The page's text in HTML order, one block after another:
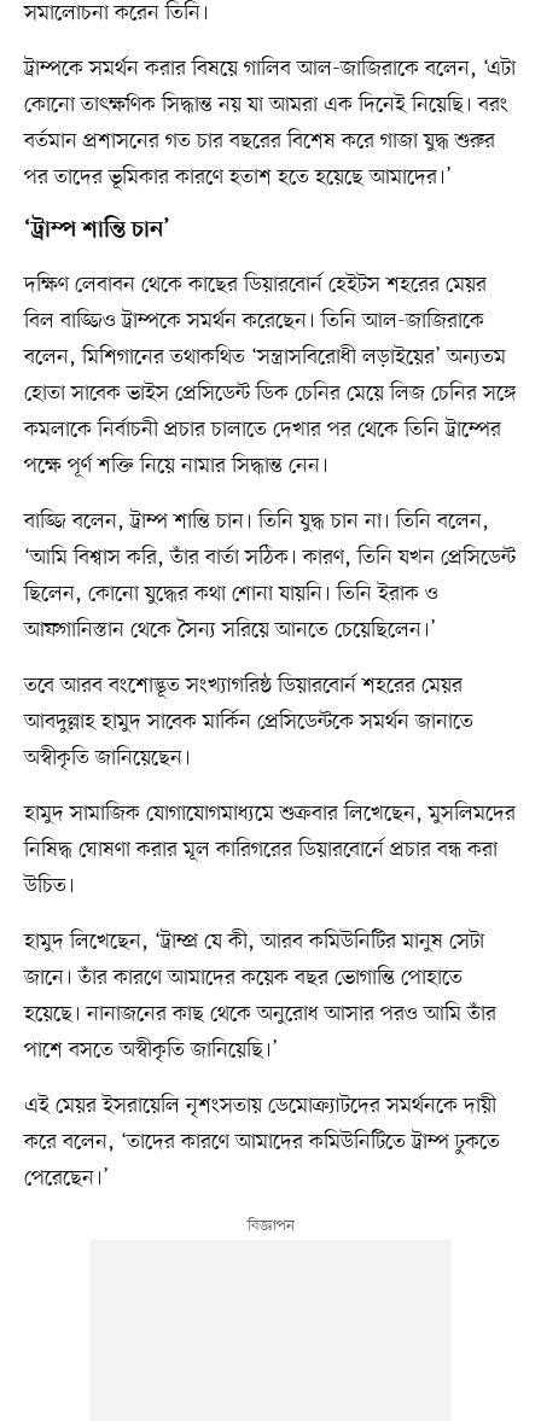
সমালোচনা করেন তিনি।
ট্রাম্পকে সমর্থন করার বিষয়ে গালিব আল-জাজিরাকে বলেন, ‘এটা
কোনো তাৎক্ষণিক সিদ্ধান্ত নয় যা আমরা এক দিনেই নিয়েছি। বরং
বর্তমান প্রশাসনের গত চার বছরের বিশেষ করে গাজা যুদ্ধ শুরুর
পর তাদের ভূমিকার কারণে হতাশ হতে হয়েছে আমাদের।’
‘ট্রাম্প শান্তি চান’
দক্ষিণ লেবাবন থেকে কাছের ডিয়ারবোর্ন হেইটস শহরের মেয়র
বিল বাজ্জিও ট্রাম্পকে সমর্থন করেছেন। তিনি আল-জাজিরাকে
বলেন, মিশিগানের তথাকথিত ‘সন্ত্রাসবিরোধী লড়াইয়ের’ অন্যতম
হোতা সাবেক ভাইস প্রেসিডেন্ট ডিক চেনির মেয়ে লিজ চেনির সঙ্গে
কমলাকে নির্বাচনী প্রচার চালাতে দেখার পর থেকে তিনি ট্রাম্পের
পক্ষে পূর্ণ শক্তি নিয়ে নামার সিদ্ধান্ত নেন।
বাজ্জি বলেন, ট্রাম্প শান্তি চান। তিনি যুদ্ধ চান না। তিনি বলেন,
‘আমি বিশ্বাস করি, তাঁর বার্তা সঠিক। কারণ, তিনি যখন প্রেসিডেন্ট
ছিলেন, কোনো যুদ্ধের কথা শোনা যায়নি। তিনি ইরাক ও
আফগানিস্তান থেকে সৈন্য সরিয়ে আনতে চেয়েছিলেন।’
তবে আরব বংশোদ্ভূত সংখ্যাগরিষ্ঠ ডিয়ারবোর্ন শহরের মেয়র
আবদুল্লাহ হামুদ সাবেক মার্কিন প্রেসিডেন্টকে সমর্থন জানাতে
অস্বীকৃতি জানিয়েছেন।
হামুদ সামাজিক যোগাযোগমাধ্যমে শুক্রবার লিখেছেন, মুসলিমদের
নিষিদ্ধ ঘোষণা করার মূল কারিগরের ডিয়ারবোর্নে প্রচার বন্ধ করা
উচিত।
হামুদ লিখেছেন, ‘ট্রাম্প্র যে কী, আরব কমিউনিটির মানুষ সেটা
জানে। তাঁর কারণে আমাদের কয়েক বছর ভোগান্তি পোহাতে
হয়েছে। নানাজনের কাছ থেকে অনুরোধ আসার পরও আমি তাঁর
পাশে বসতে অস্বীকৃতি জানিয়েছি।’
এই মেয়র ইসরায়েলি নৃশংসতায় ডেমোক্র্যাটদের সমর্থনকে দায়ী
করে বলেন, ‘তাদের কারণে আমাদের কমিউনিটিতে ট্রাম্প ঢুকতে
পেরেছেন।’